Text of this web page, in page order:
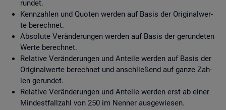
run­det.
Kenn­zah­len und Quo­ten wer­den auf Basis der Ori­gi­nal­wer­
te be­rech­net.
Ab­so­lu­te Ver­än­de­run­gen wer­den auf Basis der ge­run­de­ten
Werte be­rech­net.
Re­la­ti­ve Ver­än­de­run­gen und An­tei­le wer­den auf Basis der
Ori­gi­nal­wer­te be­rech­net und an­schlie­ßend auf ganze Zah­
len ge­run­det.
Re­la­ti­ve Ver­än­de­run­gen und An­tei­le wer­den erst ab einer
Min­dest­fall­zahl von 250 im Nen­ner aus­ge­wie­sen.